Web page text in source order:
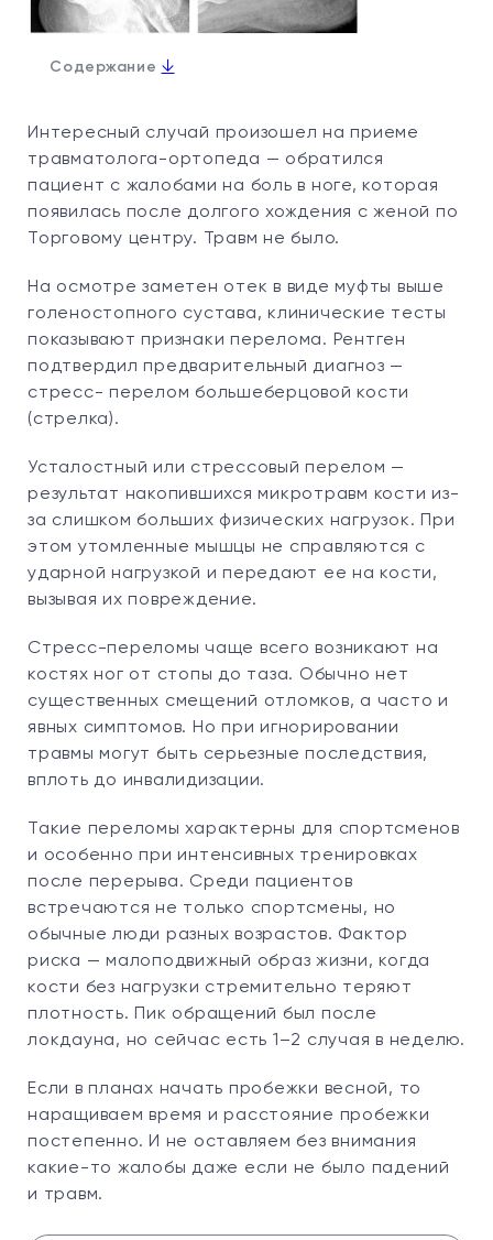
Содержание ↓
Интересный случай произошел на приеме
травматолога-ортопеда — обратился
пациент с жалобами на боль в ноге, которая
появилась после долгого хождения с женой по
Торговому центру. Травм не было.
На осмотре заметен отек в виде муфты выше
голеностопного сустава, клинические тесты
показывают признаки перелома. Рентген
подтвердил предварительный диагноз —
стресс- перелом большеберцовой кости
(стрелка).
Усталостный или стрессовый перелом —
результат накопившихся микротравм кости из-
за слишком больших физических нагрузок. При
этом утомленные мышцы не справляются с
ударной нагрузкой и передают ее на кости,
вызывая их повреждение.
Стресс-переломы чаще всего возникают на
костях ног от стопы до таза. Обычно нет
существенных смещений отломков, а часто и
явных симптомов. Но при игнорировании
травмы могут быть серьезные последствия,
вплоть до инвалидизации.
Такие переломы характерны для спортсменов
и особенно при интенсивных тренировках
после перерыва. Среди пациентов
встречаются не только спортсмены, но
обычные люди разных возрастов. Фактор
риска — малоподвижный образ жизни, когда
кости без нагрузки стремительно теряют
плотность. Пик обращений был после
локдауна, но сейчас есть 1–2 случая в неделю.
Если в планах начать пробежки весной, то
наращиваем время и расстояние пробежки
постепенно. И не оставляем без внимания
какие-то жалобы даже если не было падений
и травм.